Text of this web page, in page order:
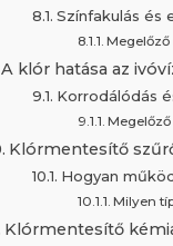
Színfakulás és
A klór hatása az
Korrodálódás
Klórmentesítő
Hogyan
Milyen
Klórmentesítő